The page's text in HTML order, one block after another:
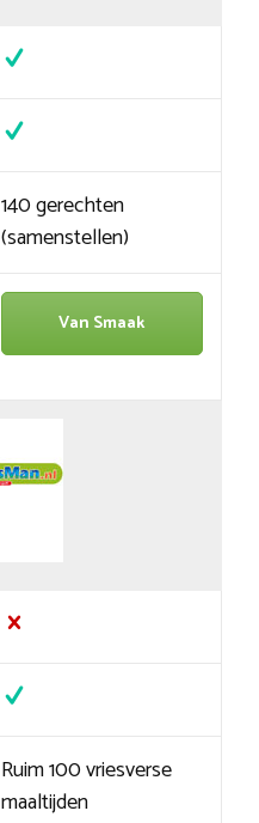
140 gerechten
(samenstellen)
Van Smaak
Ruim 100 vriesverse
maaltijden